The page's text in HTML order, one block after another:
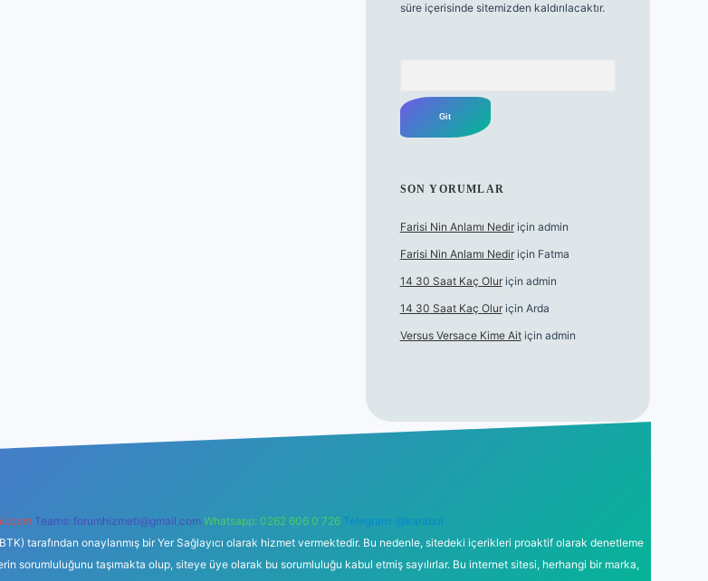
süre içerisinde sitemizden kaldırılacaktır.
SON YORUMLAR
Farisi Nin Anlamı Nediriçin admin
Farisi Nin Anlamı Nediriçin Fatma
14 30 Saat Kaç Oluriçin admin
14 30 Saat Kaç Oluriçin Arda
Versus Versace Kime Aitiçin admin
Teams: forumhizmeti@gmail.com Whatsapp: 0262 606 0 726 Telegram: @karabul
tarafından onaylanmış bir Yer Sağlayıcı olarak hizmet vermektedir. Bu nedenle, sitedeki içerikleri proaktif olarak denetleme
sorumluluğunu taşımakta olup, siteye üye olarak bu sorumluluğu kabul etmiş sayılırlar. Bu internet sitesi, herhangi bir marka,